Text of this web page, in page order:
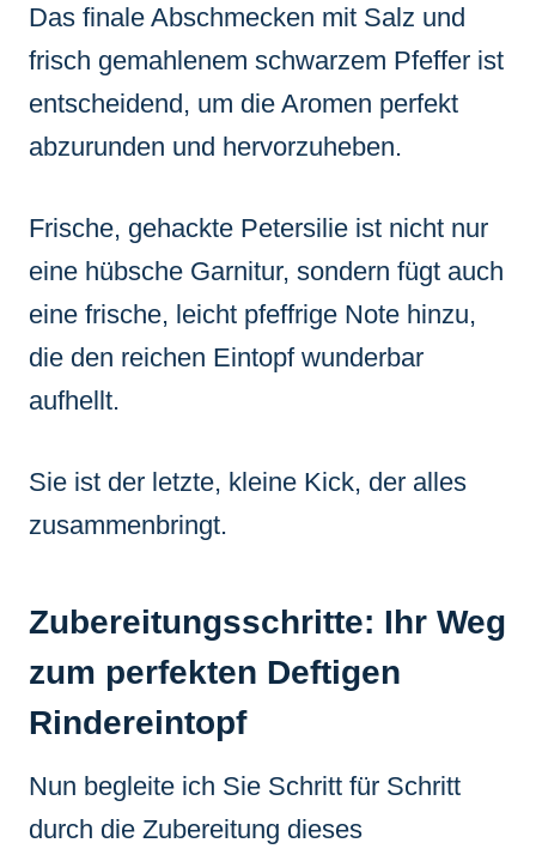
Das finale Abschmecken mit Salz und
frisch gemahlenem schwarzem Pfeffer ist
entscheidend, um die Aromen perfekt
abzurunden und hervorzuheben.
Frische, gehackte Petersilie ist nicht nur
eine hübsche Garnitur, sondern fügt auch
eine frische, leicht pfeffrige Note hinzu,
die den reichen Eintopf wunderbar
aufhellt.
Sie ist der letzte, kleine Kick, der alles
zusammenbringt.
Zubereitungsschritte: Ihr Weg
zum perfekten Deftigen
Rindereintopf
Nun begleite ich Sie Schritt für Schritt
durch die Zubereitung dieses